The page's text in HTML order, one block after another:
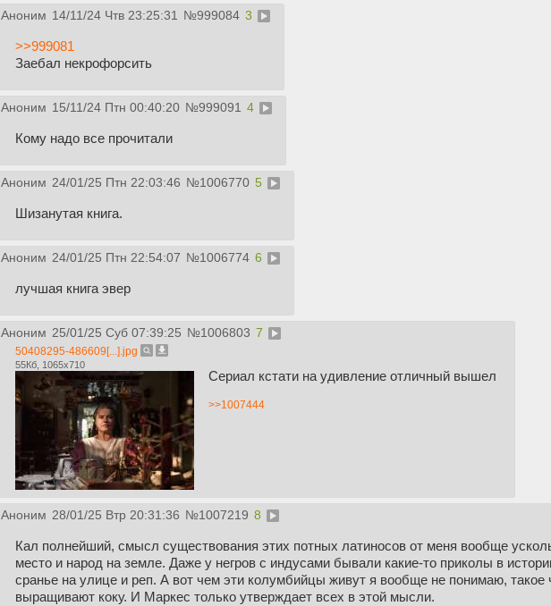
Аноним 14/11/24 Чтв 23:25:31 №999084 3
>>999081
Заебал некрофорсить
Аноним 15/11/24 Птн 00:40:20 №999091 4
Кому надо все прочитали
Аноним 24/01/25 Птн 22:03:46 №1006770 5
Шизанутая книга.
Аноним 24/01/25 Птн 22:54:07 №1006774 6
лучшая книга эвер
Аноним 25/01/25 Суб 07:39:25 №1006803 7
50408295-486609[...].jpg
55Кб, 1065x710
Сериал кстати на удивление отличный вышел
>>1007444
Аноним 28/01/25 Втр 20:31:36 №1007219 8
Кал полнейший, смысл существования этих потных латиносов от меня вообще
место и народ на земле. Даже у негров с индусами бывали какие-то приколы в
сранье на улице и реп. А вот чем эти колумбийцы живут я вообще не понимаю,
выращивают коку. И Маркес только утверждает всех в этой мысли.